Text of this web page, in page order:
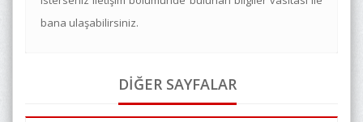
bana ulaşabilirsiniz.
DİĞER SAYFALAR